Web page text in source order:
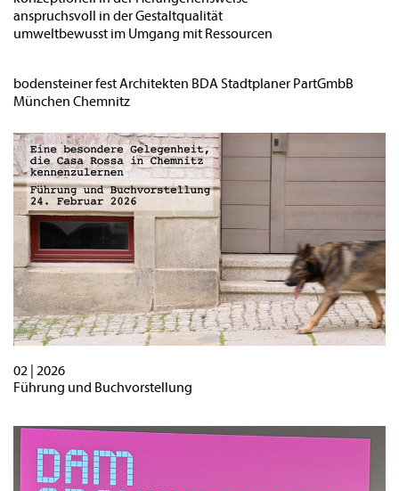
anspruchsvoll in der Gestaltqualität
umweltbewusst im Umgang mit Ressourcen
bodensteiner fest Architekten BDA Stadtplaner PartGmbB
München Chemnitz
02 | 2026
Führung und Buchvorstellung